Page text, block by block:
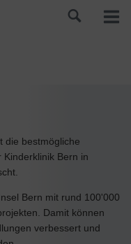
die bestmögliche
Bern in
Bern mit rund 100'000
Damit können
verbessert und